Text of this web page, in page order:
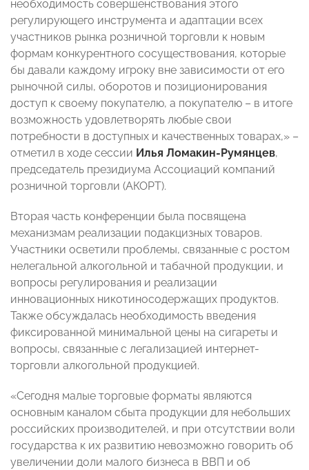
необходимость совершенствования этого
регулирующего инструмента и адаптации всех
участников рынка розничной торговли к новым
формам конкурентного сосуществования, которые
бы давали каждому игроку вне зависимости от его
рыночной силы, оборотов и позиционирования
доступ к своему покупателю, а покупателю – в итоге
возможность удовлетворять любые свои
потребности в доступных и качественных товарах,» –
отметил в ходе сессии Илья Ломакин-Румянцев,
председатель президиума Ассоциаций компаний
розничной торговли (АКОРТ).
Вторая часть конференции была посвящена
механизмам реализации подакцизных товаров.
Участники осветили проблемы, связанные с ростом
нелегальной алкогольной и табачной продукции, и
вопросы регулирования и реализации
инновационных никотиносодержащих продуктов.
Также обсуждалась необходимость введения
фиксированной минимальной цены на сигареты и
вопросы, связанные с легализацией интернет-
торговли алкогольной продукцией.
«Сегодня малые торговые форматы являются
основным каналом сбыта продукции для небольших
российских производителей, и при отсутствии воли
государства к их развитию невозможно говорить об
увеличении доли малого бизнеса в ВВП и об